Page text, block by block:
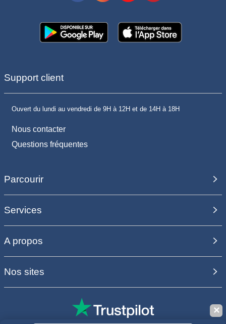
Support client
Ouvert du lundi au vendredi de 9H à 12H et de 14H à 18H
Nous contacter
Questions fréquentes
Parcourir
Services
A propos
Nos sites
✕